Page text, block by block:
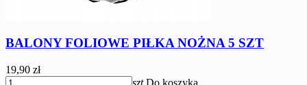
BALONY FOLIOWE PIŁKA NOŻNA 5 SZT
19,90 zł
szt.Do koszyka